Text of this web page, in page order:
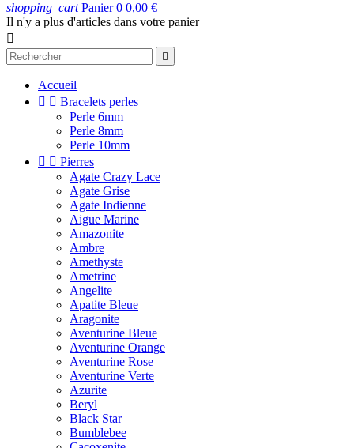
shopping_cart Panier 0 0,00 €
Il n'y a plus d'articles dans votre panier


Accueil
  Bracelets perles
Perle 6mm
Perle 8mm
Perle 10mm
  Pierres
Agate Crazy Lace
Agate Grise
Agate Indienne
Aigue Marine
Amazonite
Ambre
Amethyste
Ametrine
Angelite
Apatite Bleue
Aragonite
Aventurine Bleue
Aventurine Orange
Aventurine Rose
Aventurine Verte
Azurite
Beryl
Black Star
Bumblebee